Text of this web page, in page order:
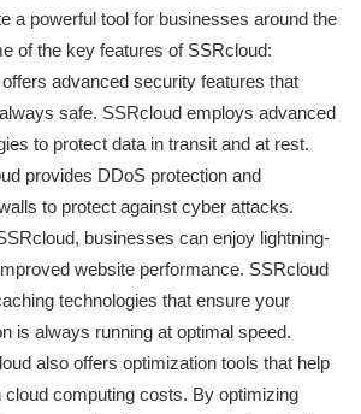
a powerful tool for businesses around the
of the key features of SSRcloud:
advanced security features that
safe. SSRcloud employs advanced
to protect data in transit and at rest.
provides DDoS protection and
to protect against cyber attacks.
businesses can enjoy lightning-
website performance. SSRcloud
technologies that ensure your
is always running at optimal speed.
also offers optimization tools that help
computing costs. By optimizing